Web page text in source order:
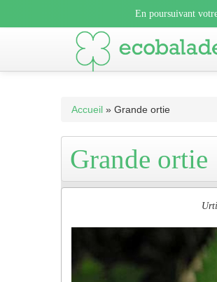
En poursuivant
En poursuivant
En poursuivant votre navigation sur ce
Accueil » Grande ortie
Grande ortie